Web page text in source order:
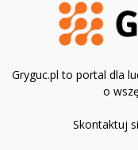
Gryguc.pl to portal dla
o
Skontaktuj